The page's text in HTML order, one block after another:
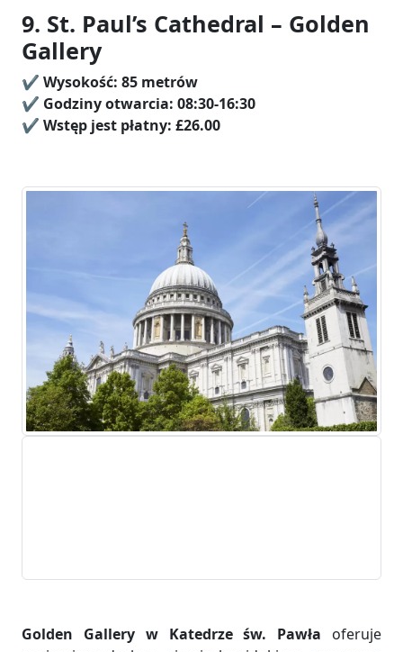
9. St. Paul’s Cathedral – Golden
Gallery
✔️ Wysokość: 85 metrów
✔️ Godziny otwarcia: 08:30-16:30
✔️ Wstęp jest płatny: £26.00
Golden Gallery w Katedrze św. Pawła oferuje